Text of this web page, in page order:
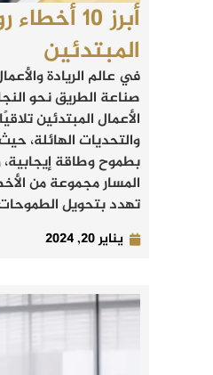
أبرز 10
المبتدئين
في عالم الريادة
صناعة الطريق نحو
الأعمال المبتدئين
والتحديات الهائلة،
بطموح وطاقة
المسار مجموعة من
تهدد بتحويل الطموحات
يناير 20, 2024